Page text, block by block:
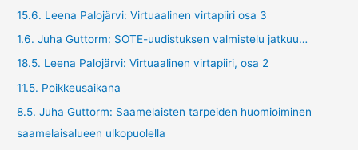
15.6. Leena Palojärvi: Virtuaalinen virtapiiri osa 3
1.6. Juha Guttorm: SOTE-uudistuksen valmistelu jatkuu…
18.5. Leena Palojärvi: Virtuaalinen virtapiiri, osa 2
11.5. Poikkeusaikana
8.5. Juha Guttorm: Saamelaisten tarpeiden huomioiminen
saamelaisalueen ulkopuolella